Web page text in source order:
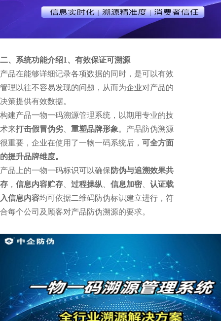
二、系统功能介绍1、有效保证可溯源
产品在能够详细记录各项数据的同时，是可以有效
管理以往不容易发现的问题，从而为企业对产品的
决策提供有效数据。
构建产品一物一码溯源管理系统，以期用专业的技
术来打击假冒伪劣、 重塑品牌形象 。产品防伪溯源
很重要，企业在使用了一物一码系统后， 可全方面
的提升品牌维度。
产品上的一物一码标识可以确保 防伪与追溯效果共
存 ， 信息内容贮存 过程操纵 信息加密、 认证载
入信息内容均可依据二维码防伪标识建立进行，符
合每个公司及顾客对产品防伪溯源的要求。